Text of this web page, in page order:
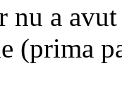
nu a
(prima